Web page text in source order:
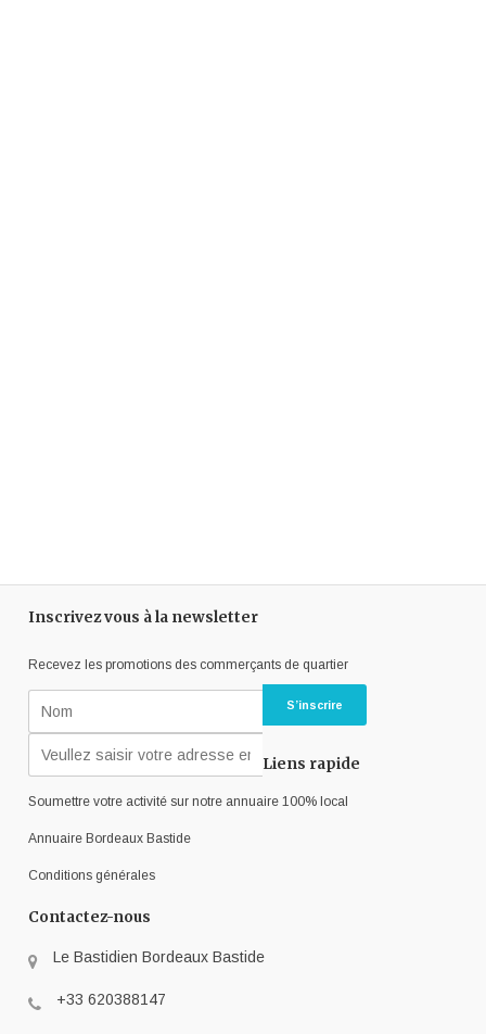
Inscrivez vous à la newsletter
Recevez les promotions des commerçants de quartier
Liens rapide
Soumettre votre activité sur notre annuaire 100% local
Annuaire Bordeaux Bastide
Conditions générales
Contactez-nous
Le Bastidien Bordeaux Bastide
+33 620388147